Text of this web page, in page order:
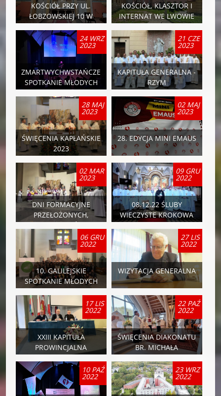
KOŚCIÓŁ PRZY UL.
ŁOBZOWSKIEJ 10 W
KRAKOWIE
KOŚCIÓŁ, KLASZTOR I
INTERNAT WE LWOWIE
24 WRZ
2023
ZMARTWYCHWSTAŃCZE
SPOTKANIE MŁODYCH
2023
21 CZE
2023
KAPITUŁA GENERALNA -
RZYM
28 MAJ
2023
ŚWIĘCENIA KAPŁAŃSKIE
2023
02 MAJ
2023
28. EDYCJA MINI EMAUS
02 MAR
2023
DNI FORMACYJNE
PRZEŁOŻONYCH,
PROBOSZCZÓW I
FUNKCYJNYCH
09 GRU
2022
08.12.22 ŚLUBY
WIECZYSTE KROKOWA
06 GRU
2022
10. GALILEJSKIE
SPOTKANIE MŁODYCH
27 LIS
2022
WIZYTACJA GENERALNA
17 LIS
2022
XXIII KAPITUŁA
PROWINCJALNA
22 PAŹ
2022
ŚWIĘCENIA DIAKONATU
BR. MICHAŁA
MICHALSKIEGO CR
10 PAŹ
2022
23 WRZ
2022